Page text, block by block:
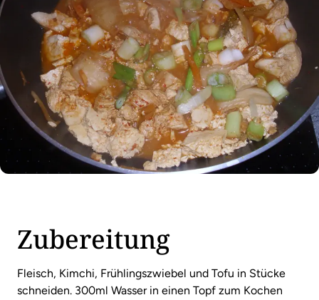
Zubereitung
Fleisch, Kimchi, Frühlingszwiebel und Tofu in Stücke
schneiden. 300ml Wasser in einen Topf zum Kochen